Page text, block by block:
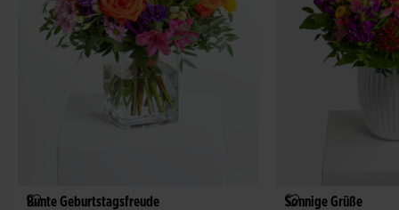
Bunte Geburtstagsfreude
Sonnige Grüße